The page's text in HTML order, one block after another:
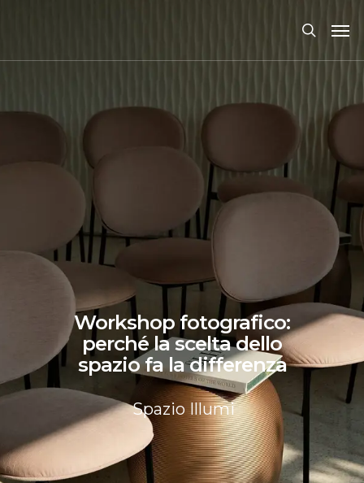
Workshop fotografico:
perché la scelta dello
spazio fa la differenza
Spazio Illumi